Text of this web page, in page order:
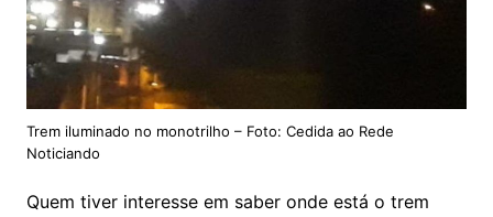
Trem iluminado no monotrilho – Foto: Cedida ao Rede
Noticiando
Quem tiver interesse em saber onde está o trem